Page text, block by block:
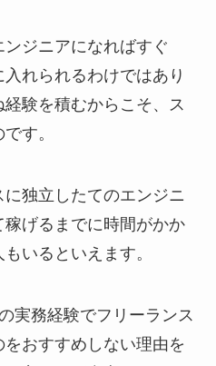
ジニアになればすぐ
れられるわけではあり
験を積むからこそ、ス
す。
独立したてのエンジニ
げるまでに時間がかか
いるといえます。
実務経験でフリーランス
おすすめしない理由を